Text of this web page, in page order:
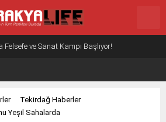
Felsefe ve Sanat Kampı Başlıyor!
Tekirdağ Haberler
Yeşil Sahalarda